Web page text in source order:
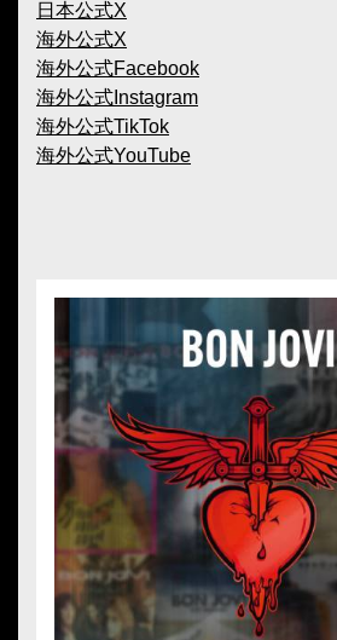
日本公式X
海外公式X
海外公式Facebook
海外公式Instagram
海外公式TikTok
海外公式YouTube